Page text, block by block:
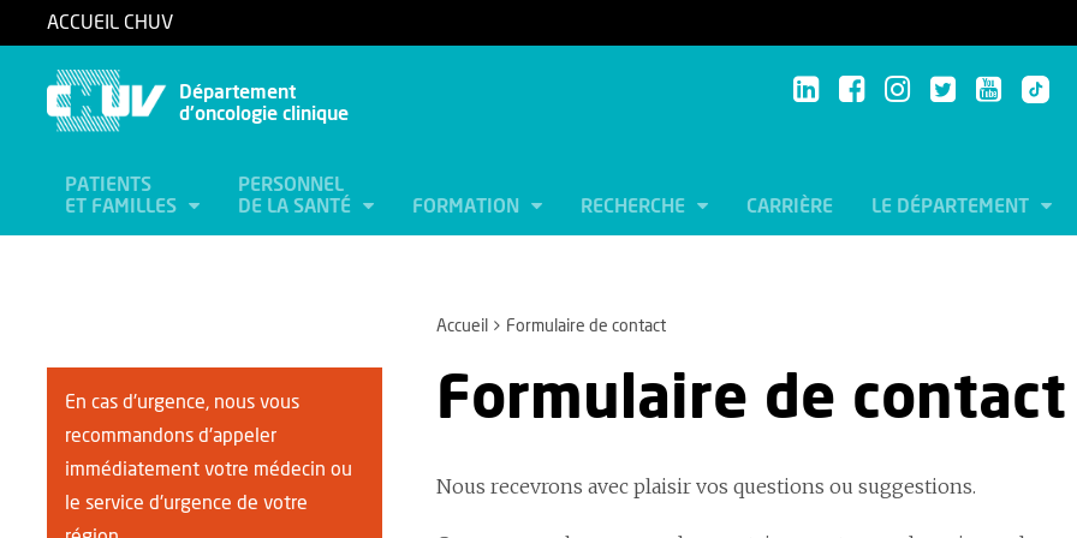
ACCUEIL CHUV
Département
d'oncologie clinique
PATIENTS
ET FAMILLES
PERSONNEL
DE LA SANTÉ
FORMATION RECHERCHE CARRIÈRE LE DÉPARTEMENT
Accueil Formulaire de contact
En cas d'urgence, nous vous
recommandons d'appeler
immédiatement votre médecin ou
le service d'urgence de votre
Formulaire de contact
Nous recevrons avec plaisir vos questions ou suggestions.